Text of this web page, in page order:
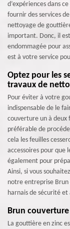
d’expériences dans
fournir des services
nettoyage de
important. Donc, il
endommagée pour
est à votre service
Optez pour les
travaux de
Pour éviter à votre
indispensable de le
couverture un à deux
préférable de
cela les feuilles
accessoires pour que
également pour
Ainsi, si vous
notre entreprise Brun
harnais de sécurité
Brun
La gouttière en zinc